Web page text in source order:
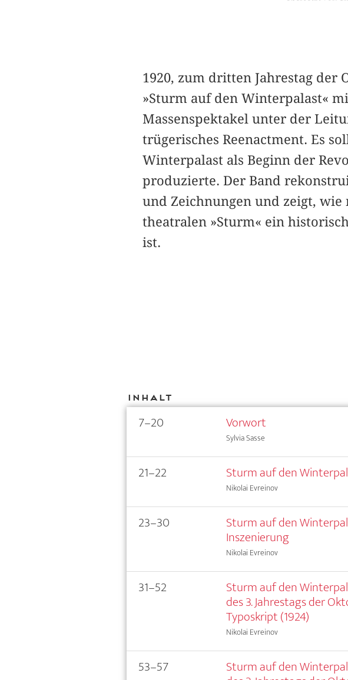
1920, zum dritten Jahrestag
»Sturm auf den Winterpalast«
Massenspektakel unter der
trügerisches Reenactment. Es
Winterpalast als Beginn der
produzierte. Der Band
und Zeichnungen und zeigt,
theatralen »Sturm« ein
ist.
Inhalt
7–20 Vorwort
Sylvia Sasse
21–22 Sturm auf den
Nikolai Evreinov
23–30 Sturm auf den
Inszenierung
Nikolai Evreinov
31–52 Sturm auf den
des 3. Jahrestags der
Typoskript (1924)
Nikolai Evreinov
53–57 Sturm auf den